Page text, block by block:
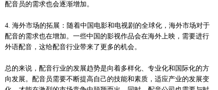
配音员的需求也会逐渐增加。
4. 海外市场的拓展：随着中国电影和电视剧的全球化，海外市场对于
配音的需求也在增加。一些中国的影视作品会在海外上映，需要进行
外语配音，这给配音行业带来了更多的机会。
总的来说，配音行业的发展趋势是向着多样化、专业化和国际化的方
向发展。配音员需要不断提高自己的技能和素质，适应产业的发展变